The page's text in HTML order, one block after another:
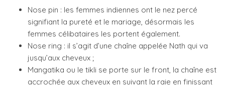
Nose pin : les femmes indiennes ont le nez percé
signifiant la pureté et le mariage, désormais les
femmes célibataires les portent également.
Nose ring : il s’agit d’une chaîne appelée Nath qui va
jusqu’aux cheveux ;
Mangatika ou le tikli se porte sur le front, la chaîne est
accrochée aux cheveux en suivant la raie en finissant